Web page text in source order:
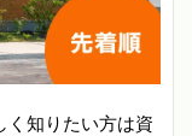
く知りたい方は資